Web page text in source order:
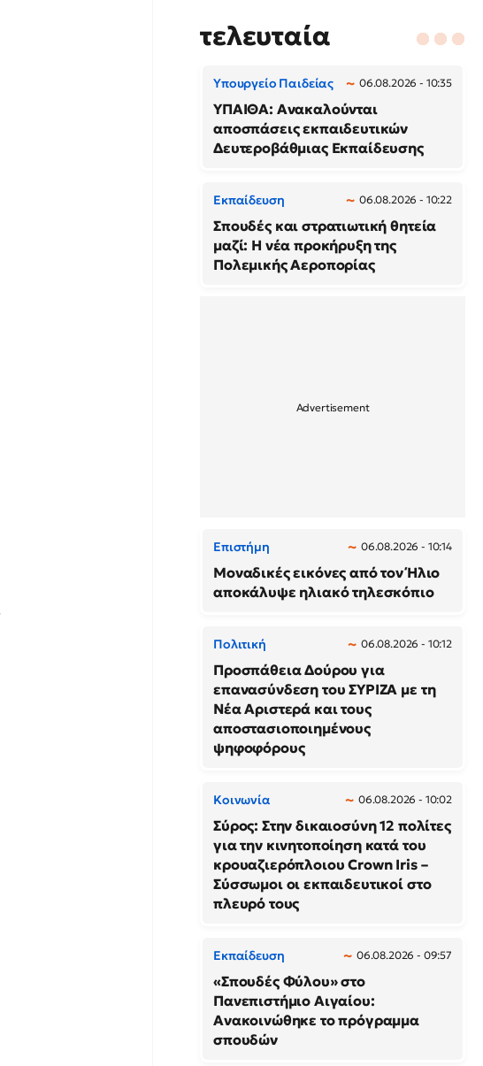
τελευταία
Υπουργείο Παιδείας 06.08.2026 - 10:35
ΥΠΑΙΘΑ: Ανακαλούνται
αποσπάσεις εκπαιδευτικών
Δευτεροβάθμιας Εκπαίδευσης
Εκπαίδευση 06.08.2026 - 10:22
Σπουδές και στρατιωτική θητεία
μαζί: Η νέα προκήρυξη της
Πολεμικής Αεροπορίας
Επιστήμη 06.08.2026 - 10:14
Μοναδικές εικόνες από τον Ήλιο
αποκάλυψε ηλιακό τηλεσκόπιο
Πολιτική 06.08.2026 - 10:12
Προσπάθεια Δούρου για
επανασύνδεση του ΣΥΡΙΖΑ με τη
Νέα Αριστερά και τους
αποστασιοποιημένους
ψηφοφόρους
Κοινωνία 06.08.2026 - 10:02
Σύρος: Στην δικαιοσύνη 12 πολίτες
για την κινητοποίηση κατά του
κρουαζιερόπλοιου Crown Iris –
Σύσσωμοι οι εκπαιδευτικοί στο
πλευρό τους
Εκπαίδευση 06.08.2026 - 09:57
«Σπουδές Φύλου» στο
Πανεπιστήμιο Αιγαίου:
Ανακοινώθηκε το πρόγραμμα
σπουδών